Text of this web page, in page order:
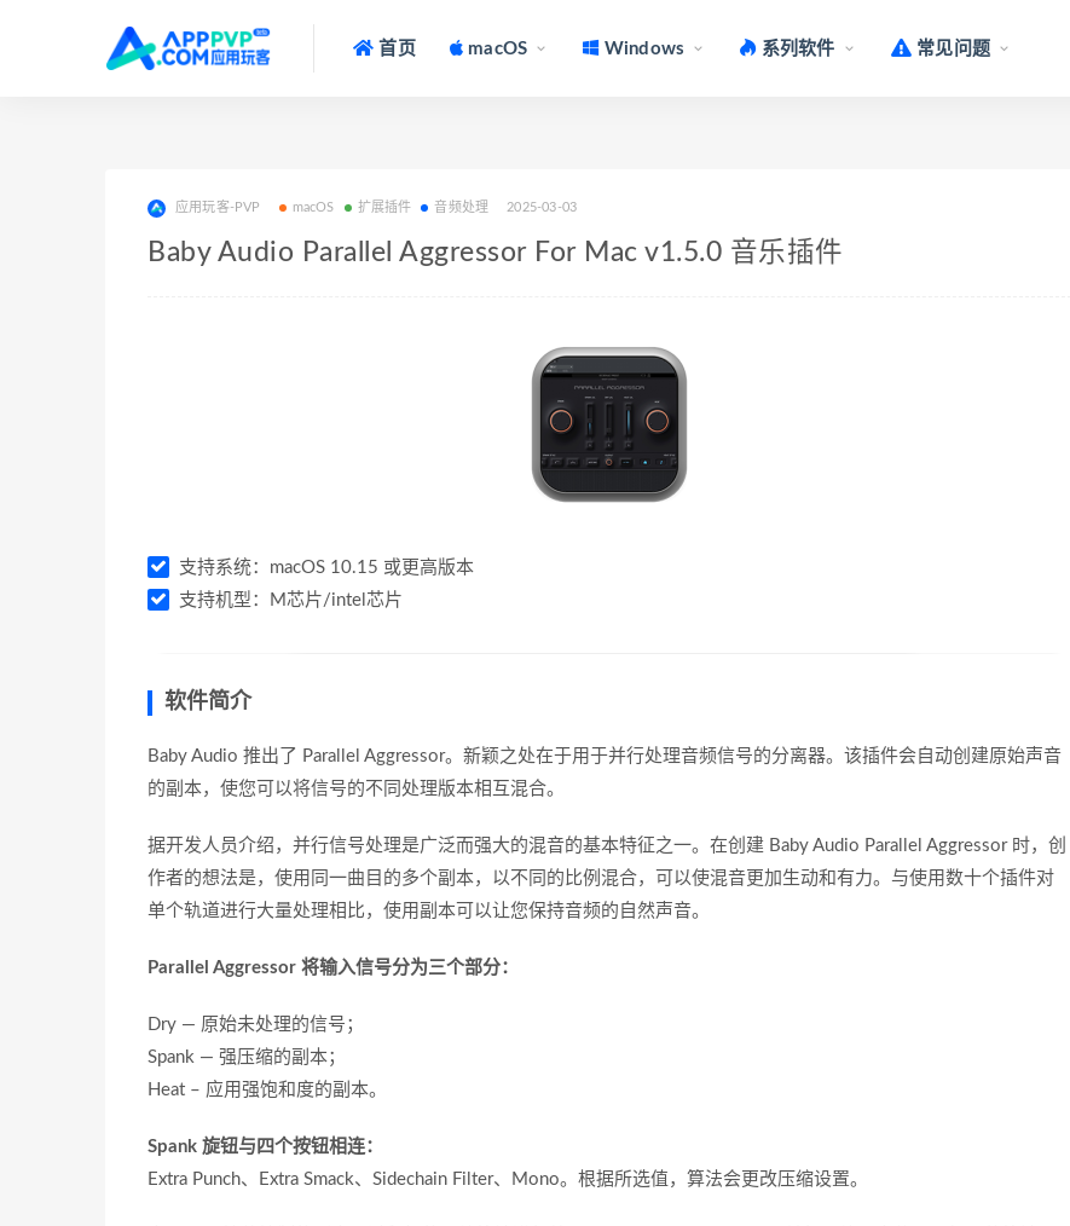
首页 macOS Windows 系列软件 常见问题
应用玩客-PVP macOS 扩展插件 音频处理 2025-03-03
Baby Audio Parallel Aggressor For Mac v1.5.0 音乐插件
支持系统：macOS 10.15 或更高版本
支持机型：M芯片/intel芯片
软件简介
Baby Audio 推出了 Parallel Aggressor。新颖之处在于用于并行处理音频信号的分离器。该插件会自动创建原始声音
的副本，使您可以将信号的不同处理版本相互混合。
据开发人员介绍，并行信号处理是广泛而强大的混音的基本特征之一。在创建 Baby Audio Parallel Aggressor 时，创
作者的想法是，使用同一曲目的多个副本，以不同的比例混合，可以使混音更加生动和有力。与使用数十个插件对
单个轨道进行大量处理相比，使用副本可以让您保持音频的自然声音。
Parallel Aggressor 将输入信号分为三个部分：
Dry — 原始未处理的信号；
Spank — 强压缩的副本；
Heat – 应用强饱和度的副本。
Spank 旋钮与四个按钮相连：
Extra Punch、Extra Smack、Sidechain Filter、Mono。根据所选值，算法会更改压缩设置。